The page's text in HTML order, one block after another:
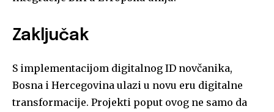
Zaključak
S implementacijom digitalnog ID novčanika,
Bosna i Hercegovina ulazi u novu eru digitalne
transformacije. Projekti poput ovog ne samo da